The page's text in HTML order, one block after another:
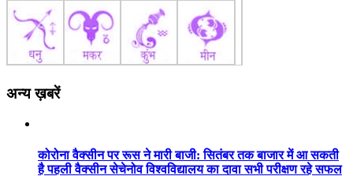
अन्य ख़बरें
कोरोना वैक्सीन पर रूस ने मारी बाजी: सितंबर तक बाजार में आ सकती
है पहली वैक्सीन सेचेनोव विश्वविद्यालय का दावा सभी परीक्षण रहे सफल